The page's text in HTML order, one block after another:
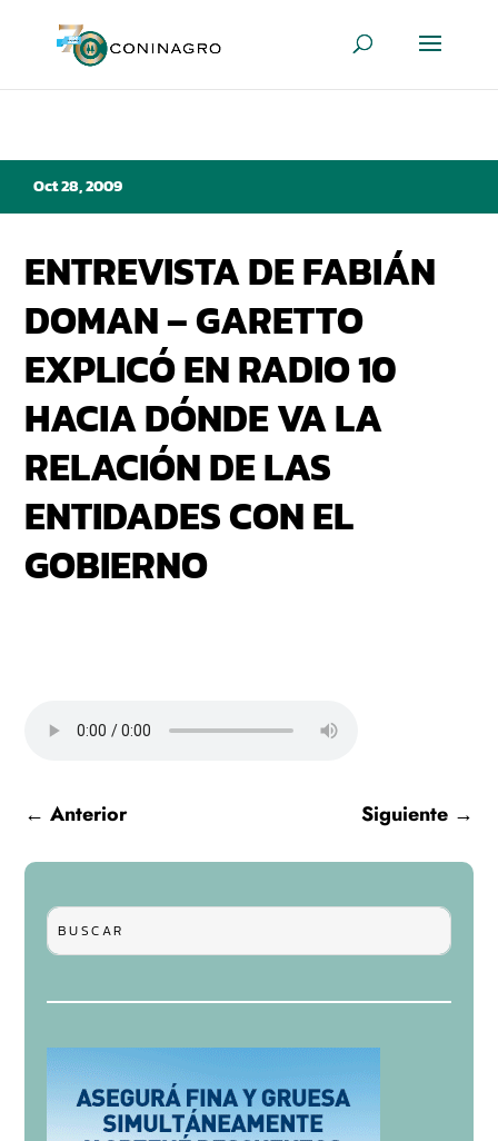
Oct 28, 2009
ENTREVISTA DE FABIÁN
DOMAN – GARETTO
EXPLICÓ EN RADIO 10
HACIA DÓNDE VA LA
RELACIÓN DE LAS
ENTIDADES CON EL
GOBIERNO
←Anterior Siguiente→